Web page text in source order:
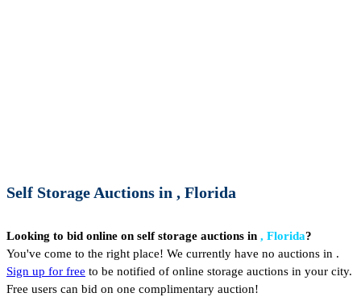
Self Storage Auctions in , Florida
Looking to bid online on self storage auctions in , Florida?
You've come to the right place! We currently have no auctions in .
Sign up for free to be notified of online storage auctions in your city.
Free users can bid on one complimentary auction!